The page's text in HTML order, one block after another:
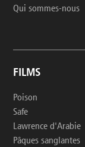
Qui sommes-nous
FILMS
Poison
Safe
Lawrence d'Arabie
Pâques sanglantes